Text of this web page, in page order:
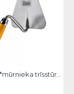
Ķelle *30*mūrnieka trīsstūra 20cm, Hardy